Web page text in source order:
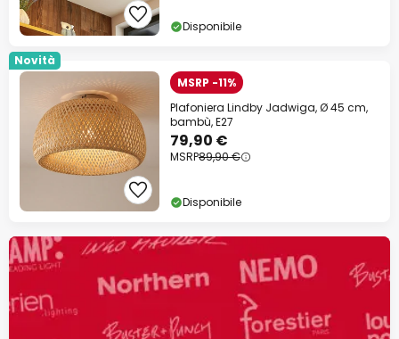
Disponibile
Novità
MSRP -11%
Plafoniera Lindby Jadwiga, Ø 45 cm,
bambù, E27
79,90 €
MSRP89,90 €
Disponibile